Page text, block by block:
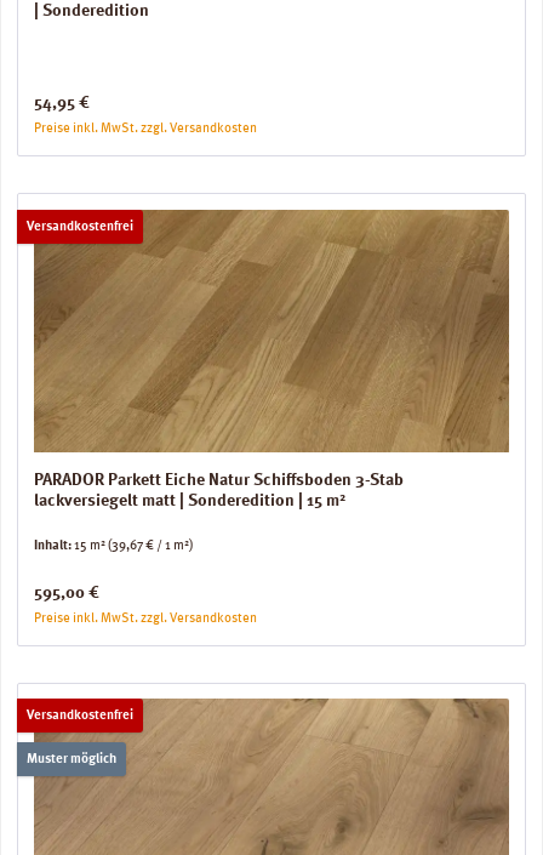
| Sonderedition
Regulärer Preis:
54,95 €
Preise inkl. MwSt. zzgl. Versandkosten
Versandkostenfrei
PARADOR Parkett Eiche Natur Schiffsboden 3-Stab
lackversiegelt matt | Sonderedition | 15 m²
Inhalt:15 m²(39,67 € / 1 m²)
Regulärer Preis:
595,00 €
Preise inkl. MwSt. zzgl. Versandkosten
Versandkostenfrei
Muster möglich